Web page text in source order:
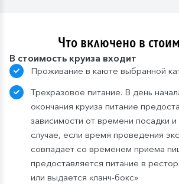
Что включено в
В стоимость круиза входит
Проживание в каюте выбранной
Трехразовое питание. В день
окончания круиза питание
зависимости от времени посадки и
случае, если время проведения
совпадает со временем приема
предоставляется питание в
или выдается «ланч-бокс»